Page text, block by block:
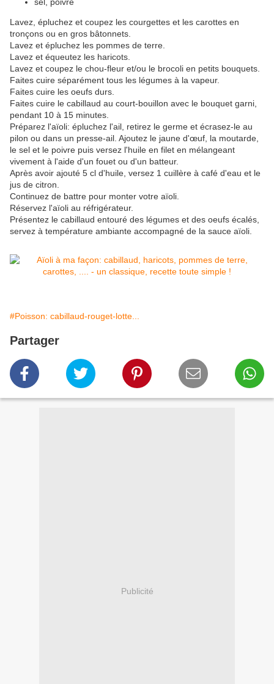
Lavez, épluchez et coupez les courgettes et les carottes en
tronçons ou en gros bâtonnets.
Lavez et épluchez les pommes de terre.
Lavez et équeutez les haricots.
Lavez et coupez le chou-fleur et/ou le brocoli en petits bouquets.
Faites cuire séparément tous les légumes à la vapeur.
Faites cuire les oeufs durs.
Faites cuire le cabillaud au court-bouillon avec le bouquet garni,
pendant 10 à 15 minutes.
Préparez l'aïoli: épluchez l'ail, retirez le germe et écrasez-le au
pilon ou dans un presse-ail. Ajoutez le jaune d'œuf, la moutarde,
le sel et le poivre puis versez l'huile en filet en mélangeant
vivement à l'aide d'un fouet ou d'un batteur.
Après avoir ajouté 5 cl d'huile, versez 1 cuillère à café d'eau et le
jus de citron.
Continuez de battre pour monter votre aïoli.
Réservez l'aïoli au réfrigérateur.
Présentez le cabillaud entouré des légumes et des oeufs écalés,
servez à température ambiante accompagné de la sauce aïoli.
#Poisson: cabillaud-rouget-lotte...
Partager
Publicité